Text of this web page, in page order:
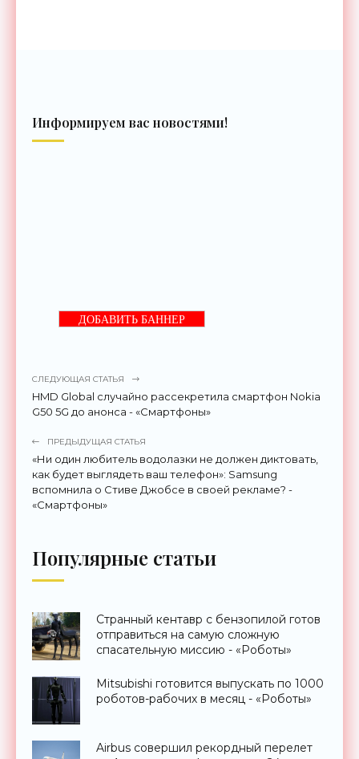
Информируем вас новостями!
ДОБАВИТЬ БАННЕР
СЛЕДУЮЩАЯ СТАТЬЯ
HMD Global случайно рассекретила смартфон Nokia
G50 5G до анонса - «Смартфоны»
ПРЕДЫДУЩАЯ СТАТЬЯ
«Ни один любитель водолазки не должен диктовать,
как будет выглядеть ваш телефон»: Samsung
вспомнила о Стиве Джобсе в своей рекламе? -
«Смартфоны»
Популярные статьи
Странный кентавр с бензопилой готов
отправиться на самую сложную
спасательную миссию - «Роботы»
Mitsubishi готовится выпускать по 1000
роботов-рабочих в месяц - «Роботы»
Airbus совершил рекордный перелет